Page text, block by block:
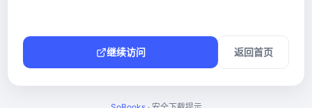
继续访问 返回首页